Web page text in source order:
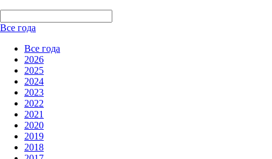
Все года
Все года
2026
2025
2024
2023
2022
2021
2020
2019
2018